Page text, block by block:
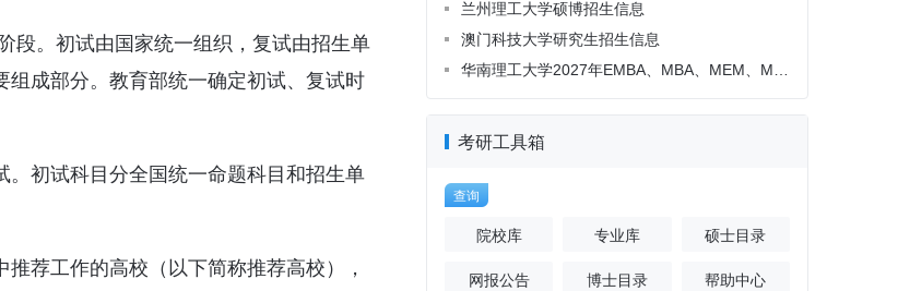
段。初试由国家统一组织，复试由招生单
成部分。教育部统一确定初试、复试时
初试科目分全国统一命题科目和招生单
荐工作的高校（以下简称推荐高校），
考研工具箱
查询
院校库 专业库 硕士目录
网报公告 博士目录 帮助中心